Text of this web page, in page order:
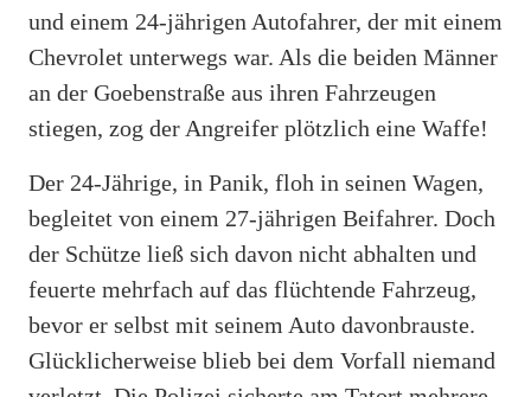
und einem 24-jährigen Autofahrer, der mit einem
Chevrolet unterwegs war. Als die beiden Männer
an der Goebenstraße aus ihren Fahrzeugen
stiegen, zog der Angreifer plötzlich eine Waffe!
Der 24-Jährige, in Panik, floh in seinen Wagen,
begleitet von einem 27-jährigen Beifahrer. Doch
der Schütze ließ sich davon nicht abhalten und
feuerte mehrfach auf das flüchtende Fahrzeug,
bevor er selbst mit seinem Auto davonbrauste.
Glücklicherweise blieb bei dem Vorfall niemand